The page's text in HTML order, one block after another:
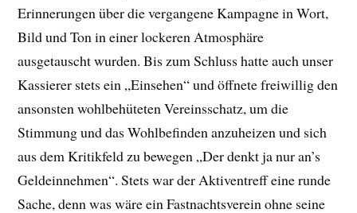
Erinnerungen über die vergangene Kampagne in Wort,
Bild und Ton in einer lockeren Atmosphäre
ausgetauscht wurden. Bis zum Schluss hatte auch unser
Kassierer stets ein „Einsehen“ und öffnete freiwillig den
ansonsten wohlbehüteten Vereinsschatz, um die
Stimmung und das Wohlbefinden anzuheizen und sich
aus dem Kritikfeld zu bewegen „Der denkt ja nur an’s
Geldeinnehmen“. Stets war der Aktiventreff eine runde
Sache, denn was wäre ein Fastnachtsverein ohne seine